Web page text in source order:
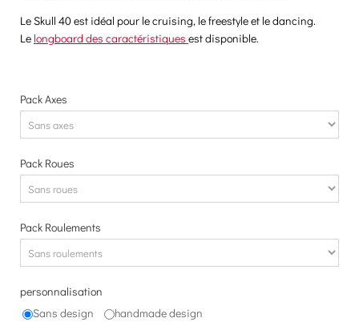
Le Skull 40 est idéal pour le cruising, le freestyle et le dancing.
Le longboard des caractéristiques est disponible.
Pack Axes
Pack Roues
Pack Roulements
personnalisation
Sans design
handmade design